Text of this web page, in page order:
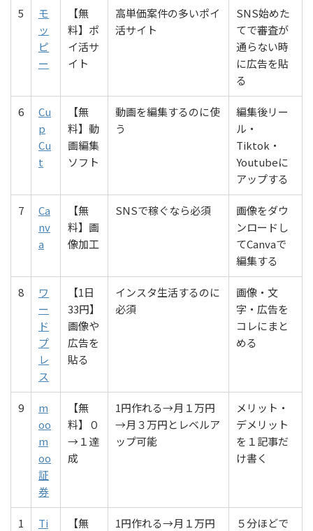
5
モ
ッ
ピ
ー
【無
料】ポ
イ活サ
イト
高単価案件の多いポイ
活サイト
SNS始めた
てで審査が
通らない時
に広告を貼
る
6
Cu
p
Cu
t
【無
料】動
画編集
ソフト
動画を編集するのに使
う
編集後リー
ル・
Tiktok・
Youtubeに
アップする
7
Ca
nv
a
【無
料】画
像加工
SNSで稼ぐなら必須
画像をダウ
ンロードし
てCanvaで
編集する
8
ワ
ー
ド
プ
レ
ス
【1日
33円】
画像や
広告を
貼る
インスタ生活するのに
必須
画像・文
字・広告を
コレにまと
める
9
m
oo
m
oo
証
券
【無
料】０
→１達
成
1円作れる→月１万円
→月３万円とレベルア
ップ可能
メリット・
デメリット
を１記事だ
け書く
1
Ti
【無
1円作れる→月１万円
５分ほどで